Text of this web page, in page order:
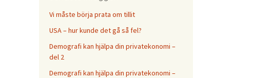
Vi måste börja prata om tillit
USA – hur kunde det gå så fel?
Demografi kan hjälpa din privatekonomi –
del 2
Demografi kan hjälpa din privatekonomi –